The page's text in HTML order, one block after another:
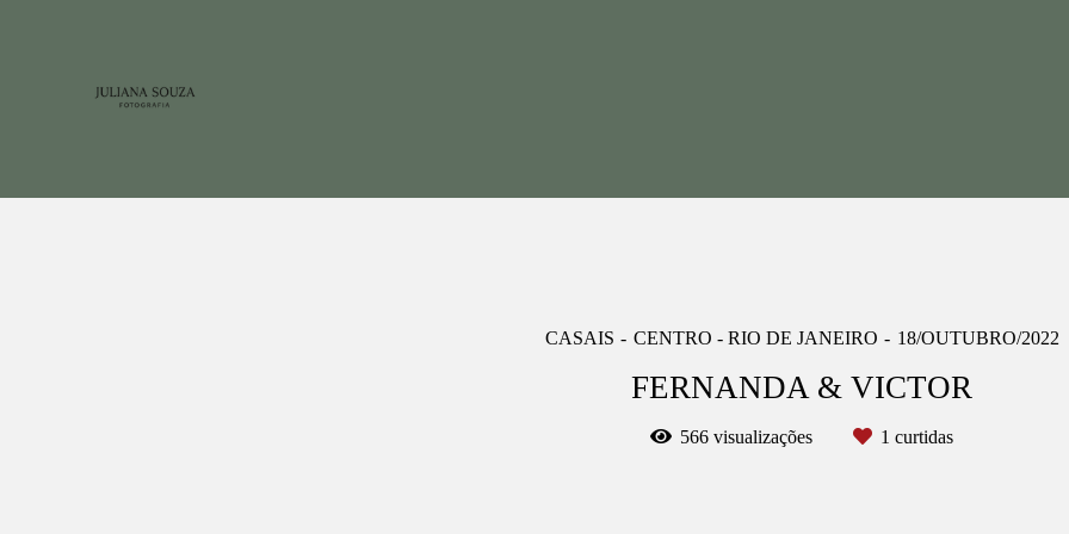
CASAIS CENTRO - RIO DE JANEIRO 18/OUTUBRO/2022
FERNANDA & VICTOR
566 visualizações 1 curtidas